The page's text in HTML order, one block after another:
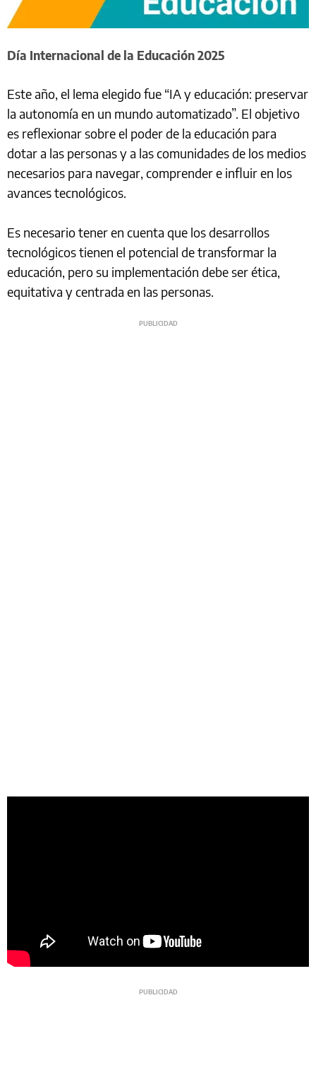
Día Internacional de la Educación 2025
Este año, el lema elegido fue “IA y educación: preservar
la autonomía en un mundo automatizado”. El objetivo
es reflexionar sobre el poder de la educación para
dotar a las personas y a las comunidades de los medios
necesarios para navegar, comprender e influir en los
avances tecnológicos.
Es necesario tener en cuenta que los desarrollos
tecnológicos tienen el potencial de transformar la
educación, pero su implementación debe ser ética,
equitativa y centrada en las personas.